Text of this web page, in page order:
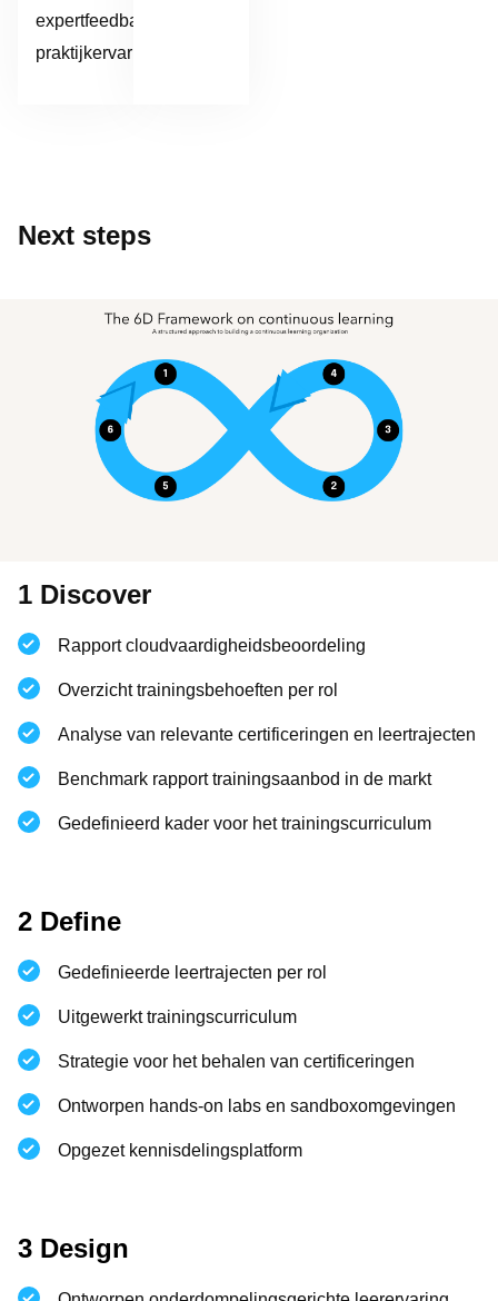
expertfeedback en
praktijkervaring.
Next steps
1 Discover
Rapport cloudvaardigheidsbeoordeling
Overzicht trainingsbehoeften per rol
Analyse van relevante certificeringen en leertrajecten
Benchmark rapport trainingsaanbod in de markt
Gedefinieerd kader voor het trainingscurriculum
2 Define
Gedefinieerde leertrajecten per rol
Uitgewerkt trainingscurriculum
Strategie voor het behalen van certificeringen
Ontworpen hands-on labs en sandboxomgevingen
Opgezet kennisdelingsplatform
3 Design